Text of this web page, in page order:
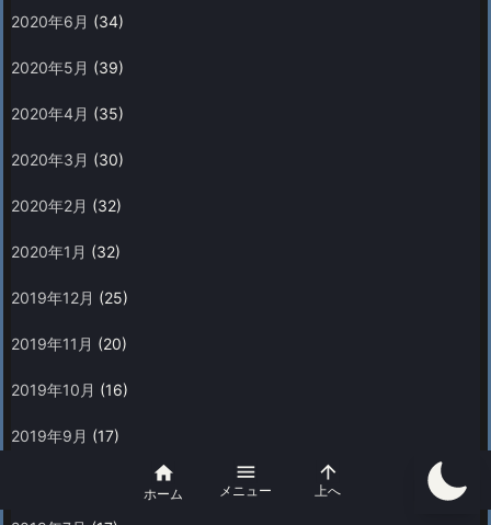
2020年6月 (34)
2020年5月 (39)
2020年4月 (35)
2020年3月 (30)
2020年2月 (32)
2020年1月 (32)
2019年12月 (25)
2019年11月 (20)
2019年10月 (16)
2019年9月 (17)

ホーム

メニュー

上へ